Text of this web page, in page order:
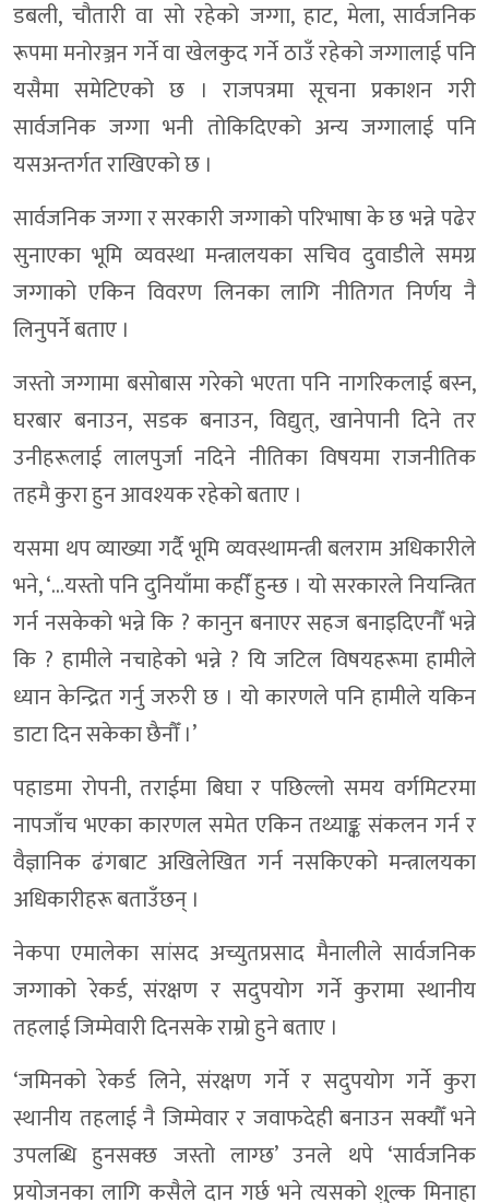
डबली, चौतारी वा सो रहेको जग्गा, हाट, मेला, सार्वजनिक
रूपमा मनोरञ्जन गर्ने वा खेलकुद गर्ने ठाउँ रहेको जग्गालाई पनि
यसैमा समेटिएको छ । राजपत्रमा सूचना प्रकाशन गरी
सार्वजनिक जग्गा भनी तोकिदिएको अन्य जग्गालाई पनि
यसअन्तर्गत राखिएको छ ।
सार्वजनिक जग्गा र सरकारी जग्गाको परिभाषा के छ भन्ने पढेर
सुनाएका भूमि व्यवस्था मन्त्रालयका सचिव दुवाडीले समग्र
जग्गाको एकिन विवरण लिनका लागि नीतिगत निर्णय नै
लिनुपर्ने बताए ।
जस्तो जग्गामा बसोबास गरेको भएता पनि नागरिकलाई बस्न,
घरबार बनाउन, सडक बनाउन, विद्युत्, खानेपानी दिने तर
उनीहरूलाई लालपुर्जा नदिने नीतिका विषयमा राजनीतिक
तहमै कुरा हुन आवश्यक रहेको बताए ।
यसमा थप व्याख्या गर्दै भूमि व्यवस्थामन्त्री बलराम अधिकारीले
भने, ‘…यस्तो पनि दुनियाँमा कहीँ हुन्छ । यो सरकारले नियन्त्रित
गर्न नसकेको भन्ने कि ? कानुन बनाएर सहज बनाइदिएनौँ भन्ने
कि ? हामीले नचाहेको भन्ने ? यि जटिल विषयहरूमा हामीले
ध्यान केन्द्रित गर्नु जरुरी छ । यो कारणले पनि हामीले यकिन
डाटा दिन सकेका छैनौँ ।’
पहाडमा रोपनी, तराईमा बिघा र पछिल्लो समय वर्गमिटरमा
नापजाँच भएका कारणल समेत एकिन तथ्याङ्क संकलन गर्न र
वैज्ञानिक ढंगबाट अखिलेखित गर्न नसकिएको मन्त्रालयका
अधिकारीहरू बताउँछन् ।
नेकपा एमालेका सांसद अच्युतप्रसाद मैनालीले सार्वजनिक
जग्गाको रेकर्ड, संरक्षण र सदुपयोग गर्ने कुरामा स्थानीय
तहलाई जिम्मेवारी दिनसके राम्रो हुने बताए ।
‘जमिनको रेकर्ड लिने, संरक्षण गर्ने र सदुपयोग गर्ने कुरा
स्थानीय तहलाई नै जिम्मेवार र जवाफदेही बनाउन सक्यौँ भने
उपलब्धि हुनसक्छ जस्तो लाग्छ’ उनले थपे ‘सार्वजनिक
प्रयोजनका लागि कसैले दान गर्छ भने त्यसको शुल्क मिनाहा